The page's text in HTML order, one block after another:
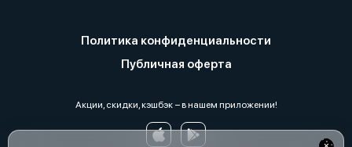
Политика конфиденциальности
Публичная оферта
Акции, скидки, кэшбэк − в нашем приложении!